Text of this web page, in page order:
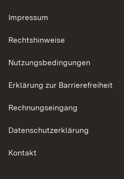
Impressum
Rechtshinweise
Nutzungsbedingungen
Erklärung zur Barrierefreiheit
Rechnungseingang
Datenschutzerklärung
Kontakt